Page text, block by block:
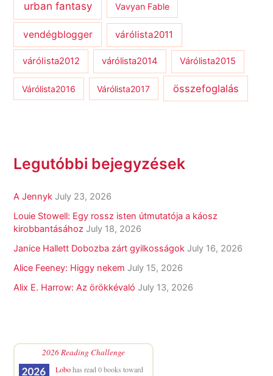
urban fantasy Vavyan Fable
vendégblogger várólista2011
várólista2012 várólista2014 Várólista2015
Várólista2016 Várólista2017 összefoglalás
Legutóbbi bejegyzések
A Jennyk July 23, 2026
Louie Stowell: Egy ​rossz isten útmutatója a káosz
kirobbantásához July 18, 2026
Janice Hallett Dobozba zárt gyilkosságok July 16, 2026
Alice Feeney: Higgy nekem July 15, 2026
Alix E. Harrow: Az örökkévaló July 13, 2026
2026 Reading Challenge
Lobohas read 0 books toward